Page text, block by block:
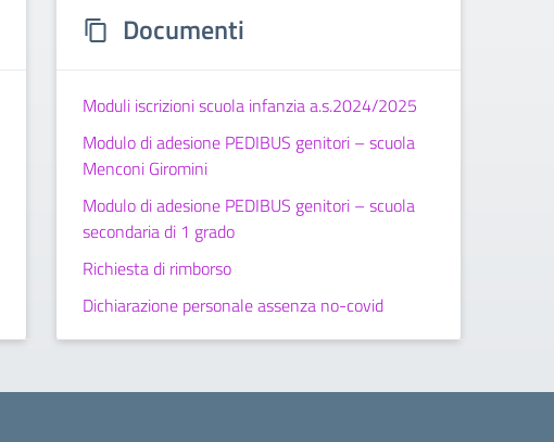
Documenti
Moduli iscrizioni scuola infanzia a.s.2024/2025
Modulo di adesione PEDIBUS genitori – scuola
Menconi Giromini
Modulo di adesione PEDIBUS genitori – scuola
secondaria di 1 grado
Richiesta di rimborso
Dichiarazione personale assenza no-covid